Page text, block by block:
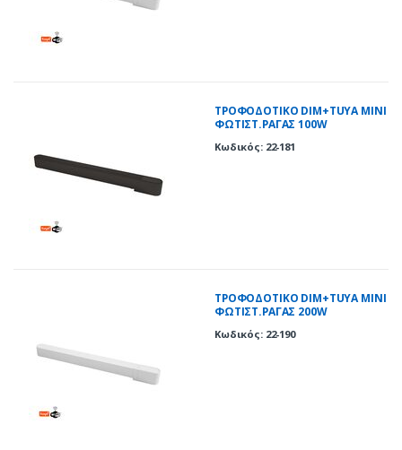
ΤΡΟΦΟΔΟΤΙΚΟ DIM+TUYA ΜΙΝΙ
ΦΩΤΙΣΤ.ΡΑΓΑΣ 100W
Κωδικός: 22-181
ΤΡΟΦΟΔΟΤΙΚΟ DIM+TUYA ΜΙΝΙ
ΦΩΤΙΣΤ.ΡΑΓΑΣ 200W
Κωδικός: 22-190